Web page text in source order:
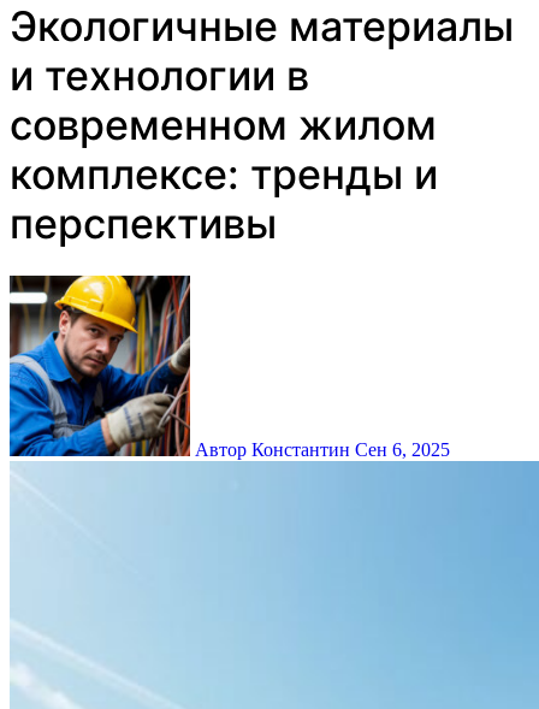
Экологичные материалы
и технологии в
современном жилом
комплексе: тренды и
перспективы
Автор Константин Сен 6, 2025